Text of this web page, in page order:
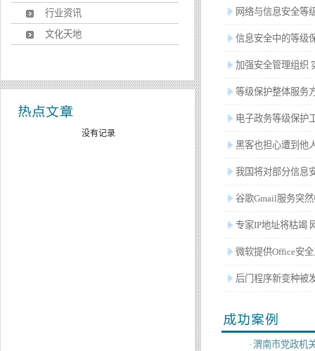
行业资讯
文化天地
没有记录
网络与信息安全等
信息安全中的等级
加强安全管理组织
等级保护整体服务
电子政务等级保护
黑客也担心遭到他
我国将对部分信息
谷歌Gmail服务突
专家IP地址将枯竭
微软提供Office安
后门程序新变种被
· 渭南市党政机